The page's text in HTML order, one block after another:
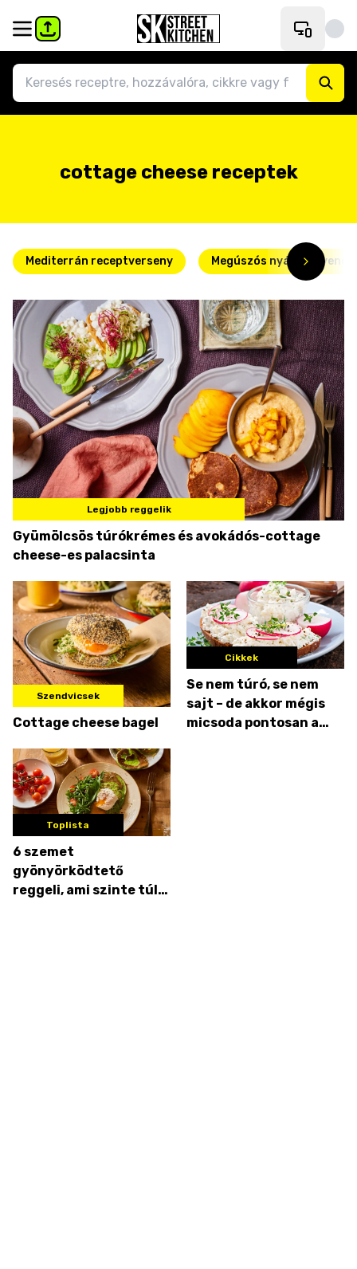
cottage cheese receptek
Mediterrán receptverseny Megúszós nyári
Legjobb reggelik
Gyümölcsös túrókrémes és avokádós-cottage
cheese-es palacsinta
Szendvicsek
Cottage cheese bagel
Cikkek
Se nem túró, se nem
sajt – de akkor mégis
micsoda pontosan a
Toplista
6 szemet
gyönyörködtető
reggeli, ami szinte túl